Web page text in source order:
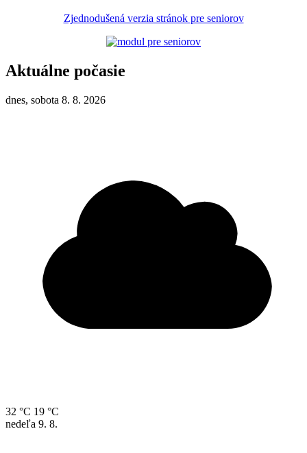
Zjednodušená verzia stránok pre seniorov
Aktuálne počasie
dnes, sobota 8. 8. 2026
32 °C 19 °C
nedeľa 9. 8.